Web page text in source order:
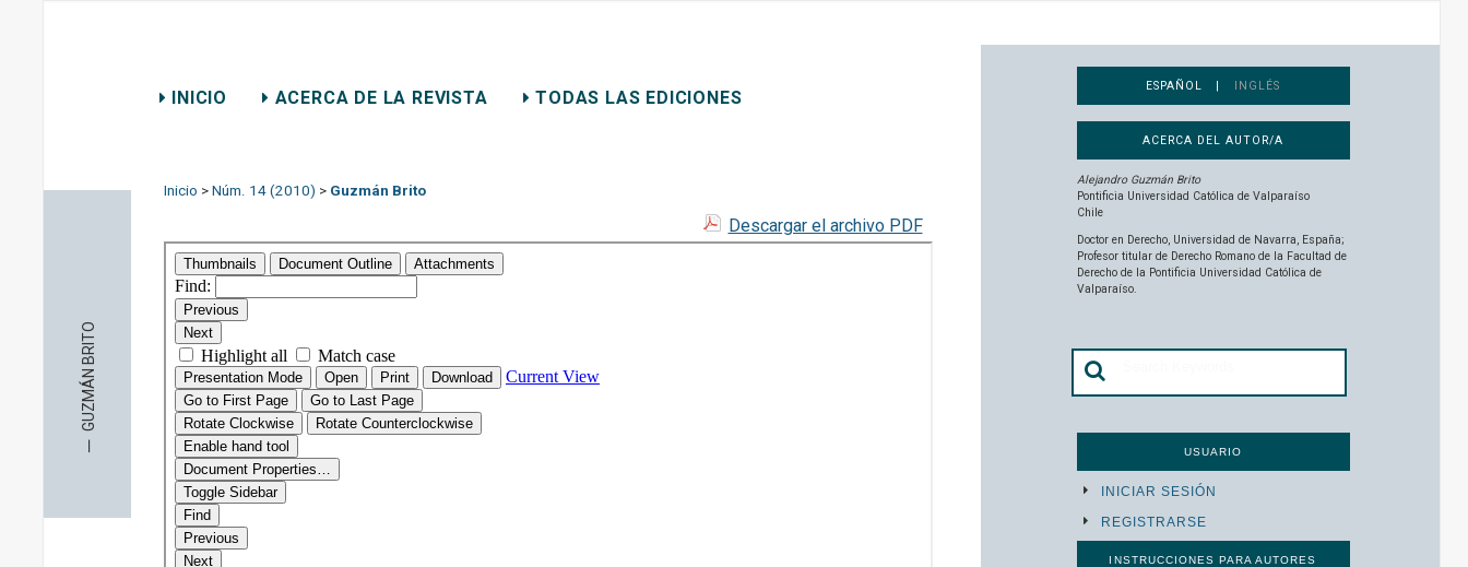
ESPAÑOL | INGLÉS
ACERCA DEL AUTOR/A
Alejandro Guzmán Brito
Pontificia Universidad Católica de Valparaíso
Chile
Doctor en Derecho, Universidad de Navarra, España;
Profesor titular de Derecho Romano de la Facultad de
Derecho de la Pontificia Universidad Católica de
Valparaíso.
USUARIO
INICIAR SESIÓN
REGISTRARSE
INSTRUCCIONES PARA AUTORES
INICIO ACERCA DE LA REVISTA TODAS LAS EDICIONES
─
GUZMÁN BRITO
Inicio > Núm. 14 (2010) > Guzmán Brito
Descargar el archivo PDF